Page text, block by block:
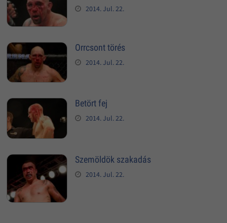
2014. Jul. 22.
Orrcsont törés
2014. Jul. 22.
Betört fej
2014. Jul. 22.
Szemöldök szakadás
2014. Jul. 22.